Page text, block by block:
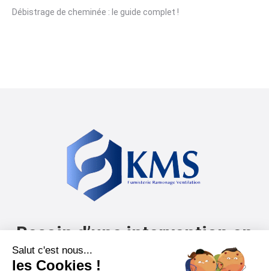
Débistrage de cheminée : le guide complet !
Besoin d’une intervention en
Ile-de-France ?